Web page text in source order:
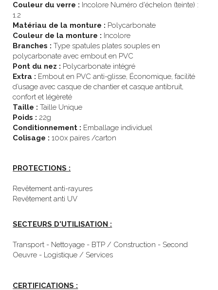
Couleur du verre : Incolore Numéro d'échelon (teinte) :
1.2
Matériau de la monture : Polycarbonate
Couleur de la monture : Incolore
Branches : Type spatules plates souples en
polycarbonate avec embout en PVC
Pont du nez : Polycarbonate intégré
Extra : Embout en PVC anti-glisse, Économique, facilité
d’usage avec casque de chantier et casque antibruit,
confort et légèreté
Taille : Taille Unique
Poids : 22g
Conditionnement : Emballage individuel
Colisage : 100x paires /carton
PROTECTIONS :
Revêtement anti-rayures
Revêtement anti UV
SECTEURS D'UTILISATION :
Transport - Nettoyage - BTP / Construction - Second
Oeuvre - Logistique / Services
CERTIFICATIONS :